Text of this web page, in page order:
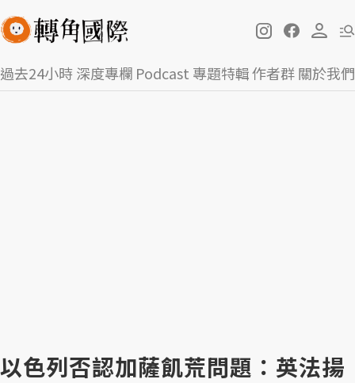
過去24小時深度專欄 Podcast 專題特輯作者群關於我們
以色列否認加薩飢荒問題：英法揚